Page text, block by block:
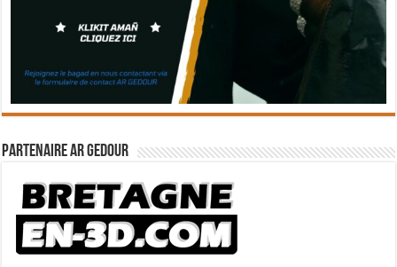
Partenaire Ar Gedour